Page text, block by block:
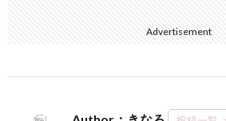
Advertisement